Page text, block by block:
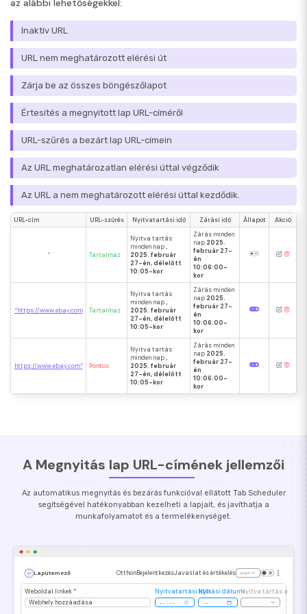
az alábbi lehetőségekkel:
Inaktív URL
URL nem meghatározott elérési út
Zárja be az összes böngészőlapot
Értesítés a megnyitott lap URL-címéről
URL-szűrés a bezárt lap URL-címein
Az URL meghatározatlan elérési úttal végződik
Az URL a nem meghatározott elérési úttal kezdődik.
URL-cím URL-szűrés Nyitvatartási idő Zárási idő Állapot Akció
* Tartalmaz
Nyitva tartás:
minden nap,
2025. február
27-én, délelőtt
10:05-kor
Zárás minden
nap 2025.
február 27-
én
10:06:00-
kor
*https://www.ebay.com Tartalmaz
Nyitva tartás:
minden nap,
2025. február
27-én, délelőtt
10:05-kor
Zárás minden
nap 2025.
február 27-
én
10:06:00-
kor
https://www.ebay.com* Pontos
Nyitva tartás:
minden nap,
2025. február
27-én, délelőtt
10:05-kor
Zárás minden
nap 2025.
február 27-
én
10:06:00-
kor
A Megnyitás lap URL-címének jellemzői
Az automatikus megnyitás és bezárás funkcióval ellátott Tab Scheduler
segítségével hatékonyabban kezelheti a lapjait, és javíthatja a
munkafolyamatot és a termelékenységet.
Lapütemező OtthonBejelentkezésJavaslat és értékelés angol
Weboldal linkek*
Webhely hozzáadása
Nyitvatartási időNyitási dátumNyitva tartás a nap
-